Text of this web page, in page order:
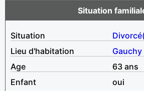
Situation
Situation
Lieu d'habitation
Gauchy
Age
63 ans
Enfant
oui